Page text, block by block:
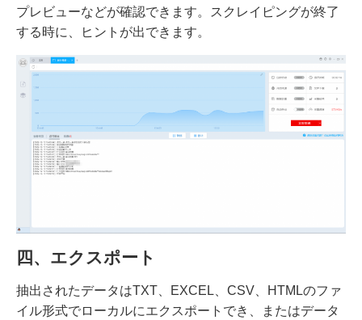
プレビューなどが確認できます。スクレイピングが終了
する時に、ヒントが出できます。
四、エクスポート
抽出されたデータはTXT、EXCEL、CSV、HTMLのファ
イル形式でローカルにエクスポートでき、またはデータ